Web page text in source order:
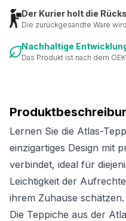
Lernen Sie die Atlas-
einzigartiges Design mit
verbindet, ideal für
Leichtigkeit der
ihrem Zuhause schätzen.
Die Teppiche aus der
Der Kurier holt die
Die zurückgesandte Ware
Nachhaltige
Das Produkt ist nach dem